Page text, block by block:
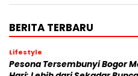
BERITA TERBARU
Lifestyle
Pesona Tersembunyi Bogor